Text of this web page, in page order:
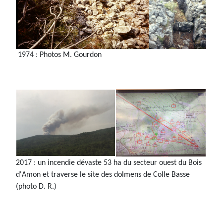
1974 : Photos M. Gourdon
2017 : un incendie dévaste 53 ha du secteur ouest du Bois
d'Amon et traverse le site des dolmens de Colle Basse
(photo D. R.)